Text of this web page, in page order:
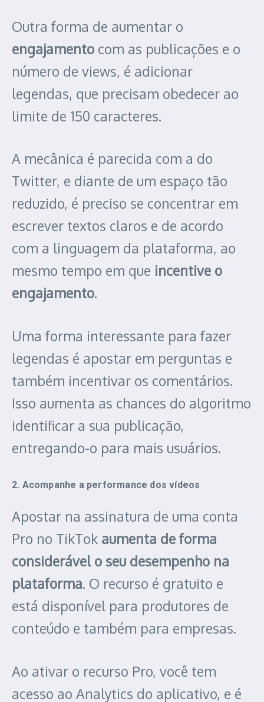
Outra forma de aumentar o
engajamento com as publicações e o
número de views, é adicionar
legendas, que precisam obedecer ao
limite de 150 caracteres.
A mecânica é parecida com a do
Twitter, e diante de um espaço tão
reduzido, é preciso se concentrar em
escrever textos claros e de acordo
com a linguagem da plataforma, ao
mesmo tempo em que incentive o
engajamento.
Uma forma interessante para fazer
legendas é apostar em perguntas e
também incentivar os comentários.
Isso aumenta as chances do algoritmo
identificar a sua publicação,
entregando-o para mais usuários.
2. Acompanhe a performance dos vídeos
Apostar na assinatura de uma conta
Pro no TikTok aumenta de forma
considerável o seu desempenho na
plataforma. O recurso é gratuito e
está disponível para produtores de
conteúdo e também para empresas.
Ao ativar o recurso Pro, você tem
acesso ao Analytics do aplicativo, e é